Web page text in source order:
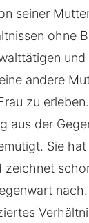
seiner
ohne
andere
zu
aus der
Sie